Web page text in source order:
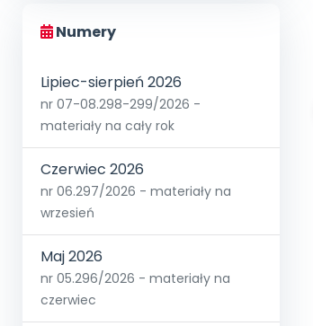
Numery
Lipiec-sierpień 2026
nr 07-08.298-299/2026 -
materiały na cały rok
Czerwiec 2026
nr 06.297/2026 - materiały na
wrzesień
Maj 2026
nr 05.296/2026 - materiały na
czerwiec